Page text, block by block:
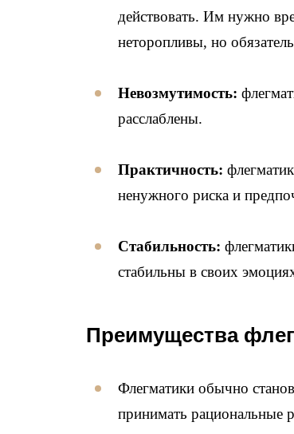
действовать. Им нужно
неторопливы, но
Невозмутимость:
расслаблены.
Практичность:
ненужного риска и
Стабильность:
стабильны в своих
Преимущества
Флегматики обычно
принимать рациональные